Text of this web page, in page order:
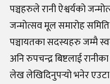
पञ्चहरुले रानी ऐश्वर्यको
जन्मोत्सव मूल समारोह समिति
पञ्चायतका सदस्यहरु जम्मै
अनि रुपचन्द्र बिष्टलाई
लेख लेखिदिनुपर्‍यो भनेर एउटा